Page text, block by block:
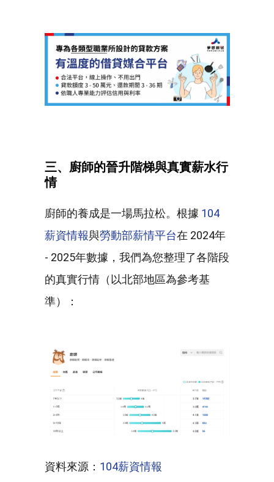
三、廚師的晉升階梯與真實薪水行
情
廚師的養成是一場馬拉松。根據 104
薪資情報與勞動部薪情平台在 2024年
- 2025年數據，我們為您整理了各階段
的真實行情（以北部地區為參考基
準）：
資料來源： 104薪資情報